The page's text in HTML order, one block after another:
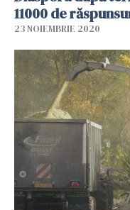
11000 de
23 NOIEMBRIE 2020